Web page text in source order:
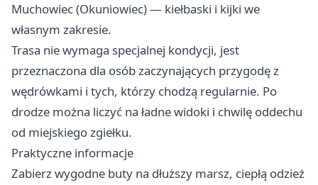
Muchowiec (Okuniowiec) — kiełbaski i kijki we
własnym zakresie.
Trasa nie wymaga specjalnej kondycji, jest
przeznaczona dla osób zaczynających przygodę z
wędrówkami i tych, którzy chodzą regularnie. Po
drodze można liczyć na ładne widoki i chwilę oddechu
od miejskiego zgiełku.
Praktyczne informacje
Zabierz wygodne buty na dłuższy marsz, ciepłą odzież